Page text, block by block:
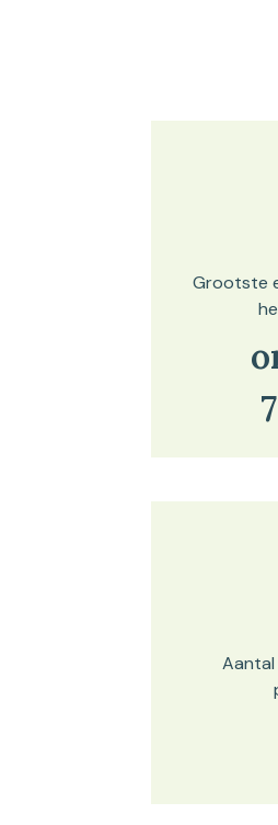
Bekijk
Grootste
Bekijk